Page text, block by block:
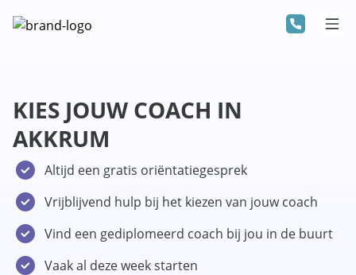
KIES JOUW COACH IN
AKKRUM
Altijd een gratis oriëntatiegesprek
Vrijblijvend hulp bij het kiezen van jouw coach
Vind een gediplomeerd coach bij jou in de buurt
Vaak al deze week starten